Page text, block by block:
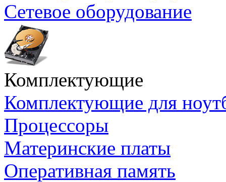
Сетевое оборудование
Комплектующие
Комплектующие для
Процессоры
Материнские платы
Оперативная память